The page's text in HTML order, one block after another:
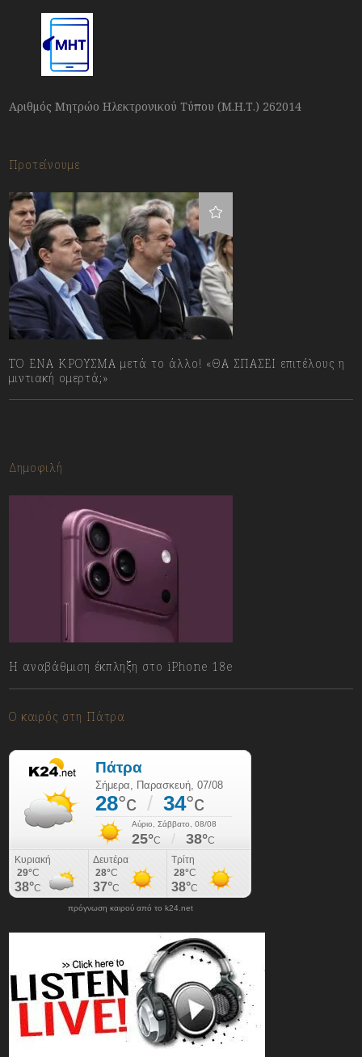
Αριθμός Μητρώο Ηλεκτρονικού Τύπου (Μ.Η.Τ.) 262014
Προτείνουμε
ΤΟ ΕΝΑ ΚΡΟΥΣΜΑ μετά το άλλο! «ΘΑ ΣΠΑΣΕΙ επιτέλους η
μιντιακή ομερτά;»
Δημοφιλή
Η αναβάθμιση έκπληξη στο iPhone 18e
Ο καιρός στη Πάτρα
πρόγνωση καιρού από το k24.net